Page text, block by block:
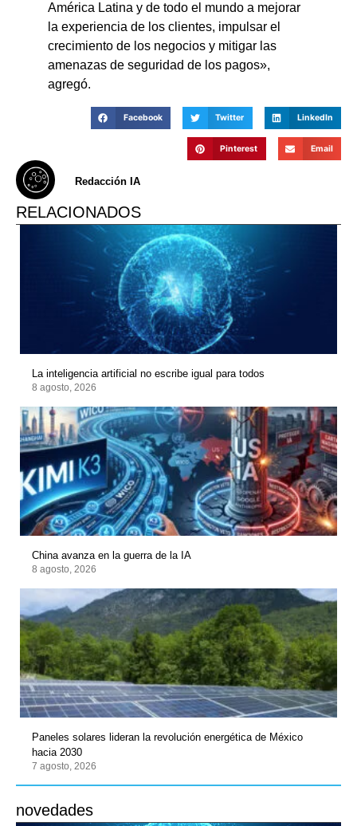
América Latina y de todo el mundo a mejorar
la experiencia de los clientes, impulsar el
crecimiento de los negocios y mitigar las
amenazas de seguridad de los pagos»,
agregó.
Facebook Twitter LinkedIn
Pinterest Email
Redacción IA
RELACIONADOS
La inteligencia artificial no escribe igual para todos
8 agosto, 2026
China avanza en la guerra de la IA
8 agosto, 2026
Paneles solares lideran la revolución energética de México
hacia 2030
7 agosto, 2026
novedades